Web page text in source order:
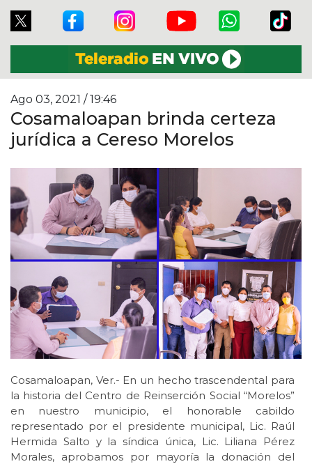
Ago 03, 2021 / 19:46
Cosamaloapan brinda certeza
jurídica a Cereso Morelos
Cosamaloapan, Ver.- En un hecho trascendental para
la historia del Centro de Reinserción Social “Morelos”
en nuestro municipio, el honorable cabildo
representado por el presidente municipal, Lic. Raúl
Hermida Salto y la síndica única, Lic. Liliana Pérez
Morales, aprobamos por mayoría la donación del